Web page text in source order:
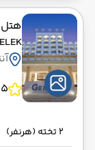
هتل
5 ستاره
2 تخته (هرنفر)